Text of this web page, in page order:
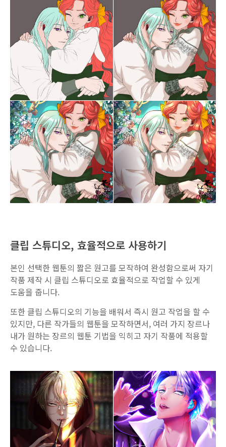
클립 스튜디오, 효율적으로 사용하기
본인 선택한 웹툰의 짧은 원고를 모작하여 완성함으로써 자기
작품 제작 시 클립 스튜디오로 효율적으로 작업할 수 있게
도움을 줍니다.
또한 클립 스튜디오의 기능을 배워서 즉시 원고 작업을 할 수
있지만, 다른 작가들의 웹툰을 모작하면서, 여러 가지 장르나
내가 원하는 장르의 웹툰 기법을 익히고 자기 작품에 적용할
수 있습니다.